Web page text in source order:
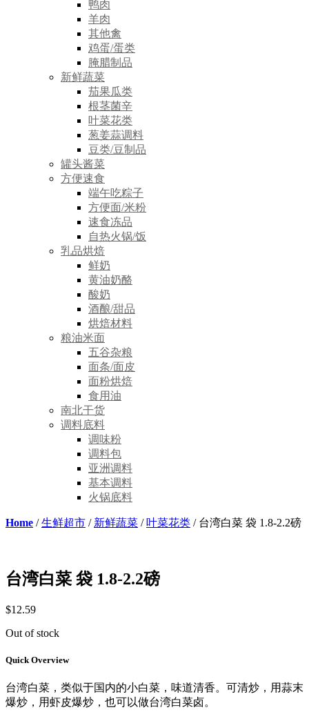
鸭肉
羊肉
其他禽
鸡蛋/蛋类
腌腊制品
新鲜蔬菜
茄果瓜类
根茎菌辛
叶菜花类
葱姜蒜调料
豆类/豆制品
罐头酱菜
方便速食
端午吃粽子
方便面/米粉
速食冻品
自热火锅/饭
乳品烘焙
鲜奶
黄油奶酪
酸奶
酒酿/甜品
烘焙材料
粮油米面
五谷杂粮
面条/面皮
面粉烘焙
食用油
南北干货
调料底料
调味粉
调料包
亚洲调料
基本调料
火锅底料
Home /生鲜超市 / 新鲜蔬菜 / 叶菜花类 / 台湾白菜 袋 1.8-2.2磅
台湾白菜 袋 1.8-2.2磅
$12.59
Out of stock
Quick Overview
台湾白菜，类似于国内的小白菜，味道清香。可清炒，用蒜末
爆炒，用虾皮爆炒，也可以做台湾白菜卤。